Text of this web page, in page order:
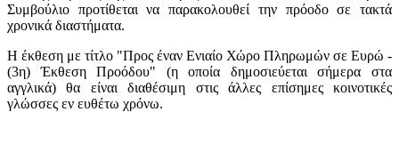
Συμβούλιο προτίθεται να παρακολουθεί την πρόοδο σε τακτά
χρονικά διαστήματα.
Η έκθεση με τίτλο "Προς έναν Ενιαίο Χώρο Πληρωμών σε Ευρώ -
(3η) Έκθεση Προόδου" (η οποία δημοσιεύεται σήμερα στα
αγγλικά) θα είναι διαθέσιμη στις άλλες επίσημες κοινοτικές
γλώσσες εν ευθέτω χρόνω.